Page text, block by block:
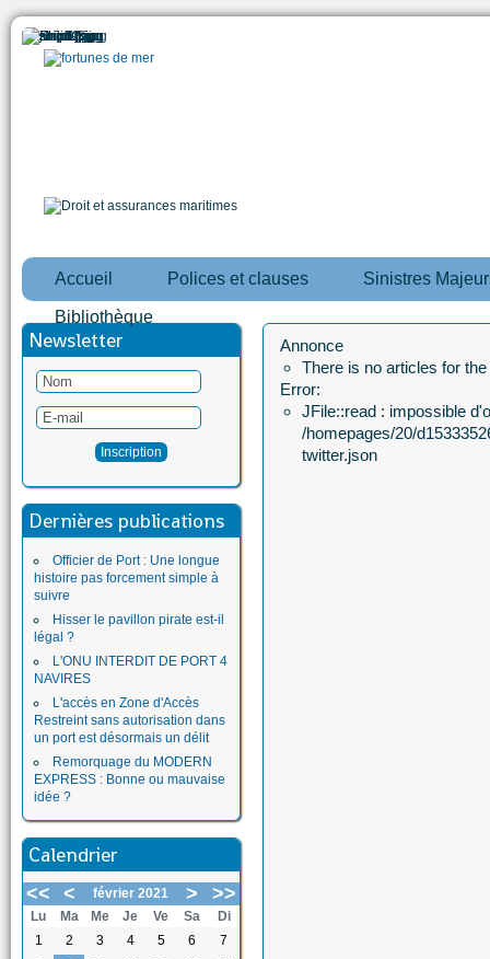
Accueil Polices et clauses Sinistres
Bibliothèque
Newsletter
Dernières publications
Officier de Port : Une longue
histoire pas forcement simple à
suivre
Hisser le pavillon pirate est-il
légal ?
L'ONU INTERDIT DE PORT 4
NAVIRES
L'accès en Zone d'Accès
Restreint sans autorisation dans
un port est désormais un délit
Remorquage du MODERN
EXPRESS : Bonne ou mauvaise
idée ?
Calendrier
<< < février 2021 > >>
Lu Ma Me Je Ve Sa
Di
1
2 3 4 5 6
7
Annonce
There is no articles for
Error:
JFile::read : impossible
/homepages/20/
twitter.json